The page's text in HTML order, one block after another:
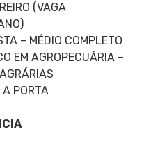
(VAGA
– MÉDIO COMPLETO
EM AGROPECUÁRIA –
A PORTA